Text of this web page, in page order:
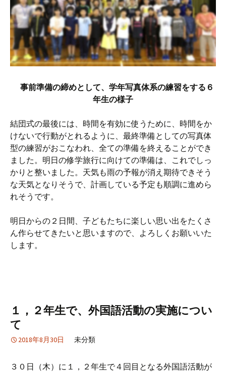
事前準備の締めとして、学年写真体系の練習をする６
年生の様子
結団式の最後には、時間を有効に使うために、時間をか
けないで行動がとれるように、最終準備としての写真体
型の練習がおこなわれ、全ての準備を終えることができ
ました。明日の修学旅行に向けての準備は、これでしっ
かりと整いました。天気も雨の予報が消え期待できそう
な天気となりそうで、計画している予定も順調に進めら
れそうです。
明日からの２日間、子どもたちに楽しい思い出をたくさ
ん作らせてきたいと思いますので、よろしくお願いいた
します。
１，２年生で、外国語活動の実施につい
て
2018年8月30日 未分類
３０日（木）に１，２年生で４回目となる外国語活動が